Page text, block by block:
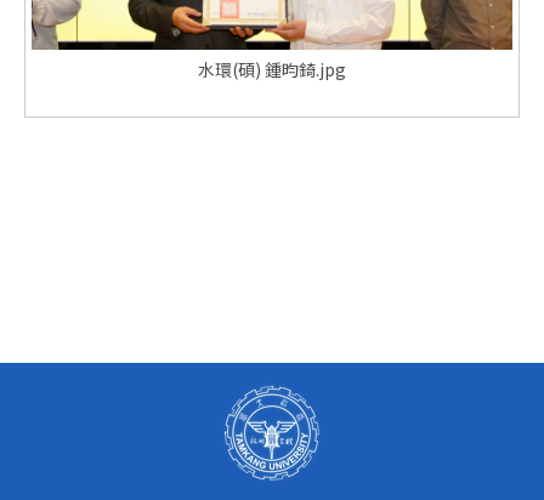
水環(碩) 鍾昀錡.jpg